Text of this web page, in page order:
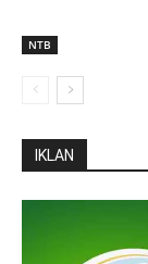
NTB
IKLAN